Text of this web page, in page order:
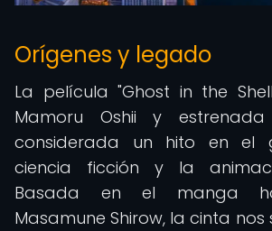
Orígenes y legado
La película "Ghost in the
Mamoru Oshii y
considerada un hito en el
ciencia ficción y la
Basada en el manga
Masamune Shirow, la cinta nos